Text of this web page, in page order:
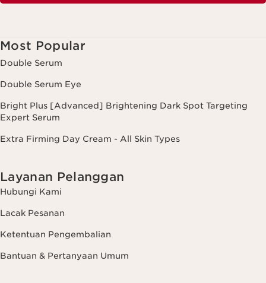
Most Popular
Double Serum
Double Serum Eye
Bright Plus [Advanced] Brightening Dark Spot Targeting
Expert Serum
Extra Firming Day Cream - All Skin Types
Layanan Pelanggan
Hubungi Kami
Lacak Pesanan
Ketentuan Pengembalian
Bantuan & Pertanyaan Umum